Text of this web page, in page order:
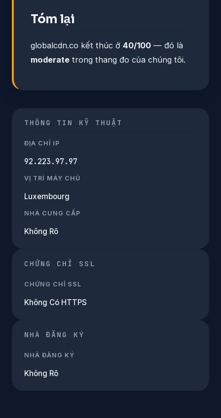
Tóm lại
globalcdn.co kết thúc ở 40/100 — đó là
moderate trong thang đo của chúng tôi.
THÔNG TIN KỸ THUẬT
ĐỊA CHỈ IP
92.223.97.97
VỊ TRÍ MÁY CHỦ
Luxembourg
NHÀ CUNG CẤP
Không Rõ
CHỨNG CHỈ SSL
CHỨNG CHỈ SSL
Không Có HTTPS
NHÀ ĐĂNG KÝ
NHÀ ĐĂNG KÝ
Không Rõ